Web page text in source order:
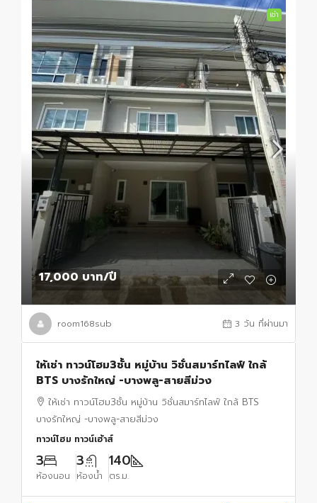
เช่า
17,000 บาท/ปี
room168sub 3 วัน ที่ผ่านมา
ให้เช่า ทาวน์โฮม3ชั้น หมู่บ้าน วิชั่นสมาร์ทไลฟ์ ใกล้
BTS บางรักใหญ่ -บางพลู-สายสีม่วง
ให้เช่า ทาวน์โฮม3ชั้น หมู่บ้าน วิชั่นสมาร์ทไลฟ์ ใกล้ BTS
บางรักใหญ่ -บางพลู-สายสีม่วง
ทาวน์โฮม ทาวน์เฮ้าส์
3
ห้องนอน
3
ห้องน้ำ
140
ตร.ม.